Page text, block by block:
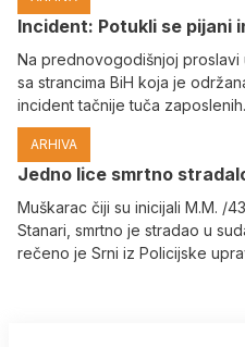
Incident: Potukli se pijani
Na prednovogodišnjoj
sa strancima BiH koja je
incident tačnije tuča zaposlenih.
ARHIVA
Јedno lice smrtno
Muškarac čiji su inicijali M.M. /
Stanari, smrtno je stradao u
rečeno je Srni iz Policijske